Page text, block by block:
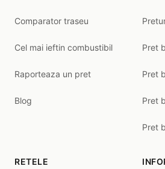
Comparator traseu
Cel mai ieftin combustibil
Raporteaza un pret
Blog
Pret
Pret
Pret
Pret
RETELE